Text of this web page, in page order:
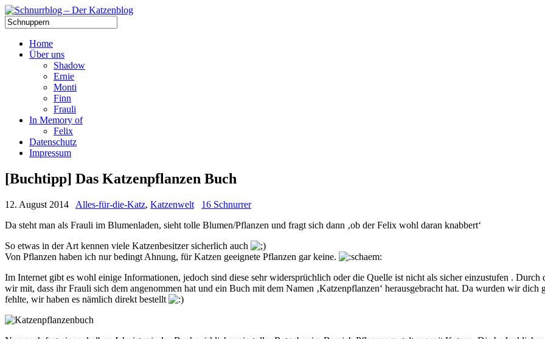
Home
Über uns
Shadow
Ernie
Monti
Finn
Frauli
In Memory of
Felix
Datenschutz
Impressum
[Buchtipp] Das Katzenpflanzen Buch
12. August 2014 Alles-für-die-Katz, Katzenwelt
16 Schnurrer
Da steht man als Frauli im Blumenladen, sieht tolle Blumen/Pflanzen und fragt sich dann ‚ob der Felix wohl daran knabbert‘
So etwas in der Art kennen viele Katzenbesitzer sicherlich auch
Von Pflanzen haben ich nur bedingt Ahnung, für Katzen geeignete Pflanzen gar keine.
Im Internet gibt es wohl einige Informationen, jedoch sind diese sehr widersprüchlich oder die Quelle ist nicht als sicher einzustufen .
wir mit, dass ihr Frauli sich dem angenommen hat und ein Buch mit dem Namen ‚Katzenpflanzen‘ herausgebracht hat. Da wurden wir
fehlte, wir haben es nämlich direkt bestellt